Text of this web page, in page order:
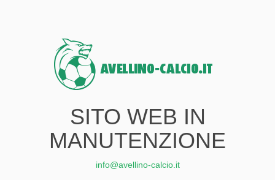
SITO WEB IN
MANUTENZIONE
info@avellino-calcio.it